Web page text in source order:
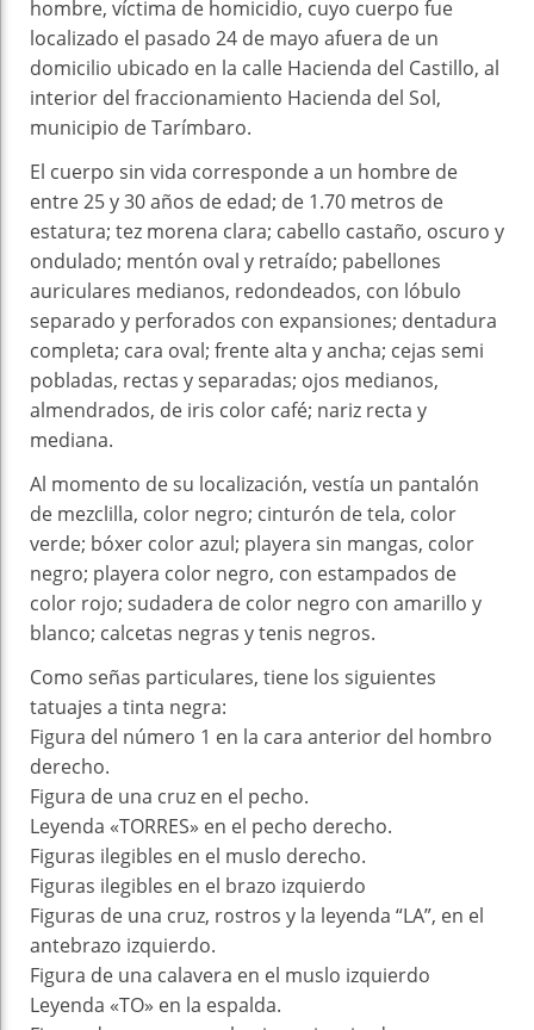
hombre, víctima de homicidio, cuyo cuerpo fue
localizado el pasado 24 de mayo afuera de un
domicilio ubicado en la calle Hacienda del Castillo, al
interior del fraccionamiento Hacienda del Sol,
municipio de Tarímbaro.
El cuerpo sin vida corresponde a un hombre de
entre 25 y 30 años de edad; de 1.70 metros de
estatura; tez morena clara; cabello castaño, oscuro y
ondulado; mentón oval y retraído; pabellones
auriculares medianos, redondeados, con lóbulo
separado y perforados con expansiones; dentadura
completa; cara oval; frente alta y ancha; cejas semi
pobladas, rectas y separadas; ojos medianos,
almendrados, de iris color café; nariz recta y
mediana.
Al momento de su localización, vestía un pantalón
de mezclilla, color negro; cinturón de tela, color
verde; bóxer color azul; playera sin mangas, color
negro; playera color negro, con estampados de
color rojo; sudadera de color negro con amarillo y
blanco; calcetas negras y tenis negros.
Como señas particulares, tiene los siguientes
tatuajes a tinta negra:
Figura del número 1 en la cara anterior del hombro
derecho.
Figura de una cruz en el pecho.
Leyenda «TORRES» en el pecho derecho.
Figuras ilegibles en el muslo derecho.
Figuras ilegibles en el brazo izquierdo
Figuras de una cruz, rostros y la leyenda “LA”, en el
antebrazo izquierdo.
Figura de una calavera en el muslo izquierdo
Leyenda «TO» en la espalda.